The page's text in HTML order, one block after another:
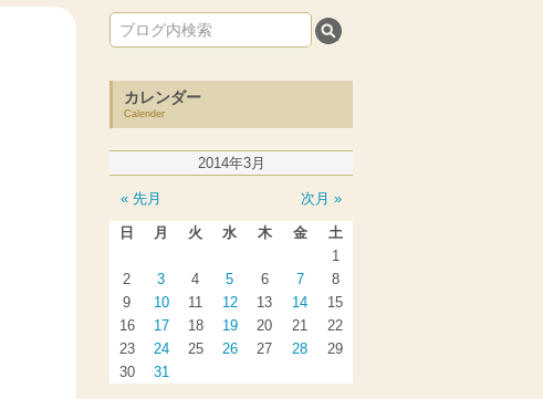
カレンダー
Calender
2014年3月
« 先月 次月 »
日 月 火 水 木 金
土
1
2
3 4 5 6 7
8
9
10 11 12 13 14
15
16
17 18 19 20 21
22
23
24 25 26 27 28
29
30
31